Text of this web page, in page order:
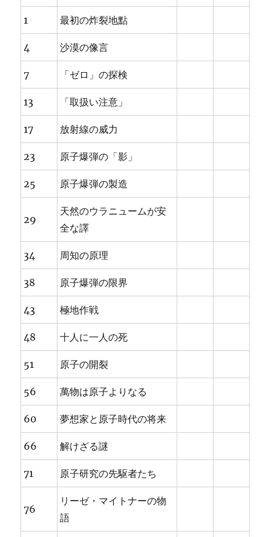
1 最初の炸裂地點
4 沙漠の像言
7 「ゼロ」の探検
13 「取扱い注意」
17 放射線の威力
23 原子爆弾の「影」
25 原子爆弾の製造
29
天然のウラニュームが安
全な譯
34 周知の原理
38 原子爆弾の限界
43 極地作戦
48 十人に一人の死
51 原子の開裂
56 萬物は原子よりなる
60 夢想家と原子時代の将来
66 解けざる謎
71 原子研究の先駆者たち
76
リーゼ・マイトナーの物
語